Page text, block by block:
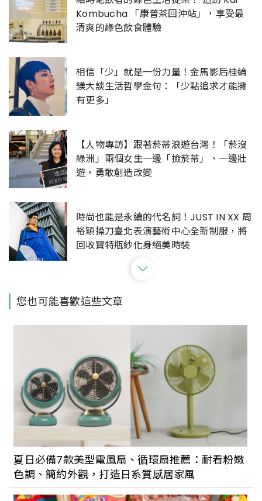
Kombucha 「康普茶回沖站」，享受最
清爽的綠色飲食體驗
相信「少」就是一份力量！金馬影后桂綸
鎂大談生活哲學金句：「少點追求才能擁
有更多」
【人物專訪】跟著菸蒂浪遊台灣！「菸沒
綠洲」兩個女生一邊「撿菸蒂」、一邊壯
遊，勇敢創造改變
時尚也能是永續的代名詞！JUST IN XX 周
裕穎操刀臺北表演藝術中心全新制服，將
回收寶特瓶紗化身絕美時裝
碳玩法：「咕咕幣」免費租借餐盒、租電
【威士J 專欄】環保思維下的威士忌產業
未來
綠色潮流正當道！3個你要認識的台灣環保
時尚品牌：FYNE、繭裹子、At the
Venue
您也可能喜歡這些文章
夏日必備7款美型電風扇、循環扇推薦：耐看粉嫩
色調、簡約外觀，打造日系質感居家風